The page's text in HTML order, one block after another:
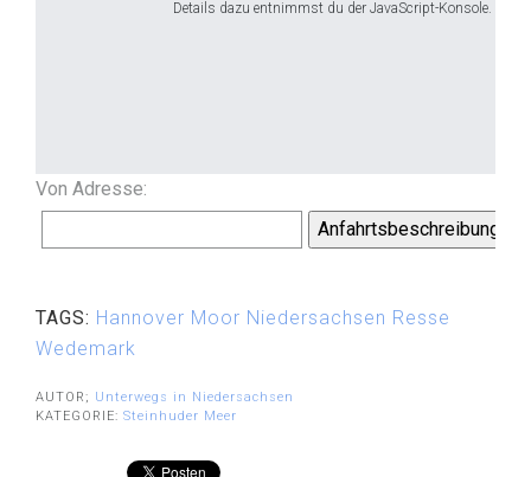
Details dazu entnimmst du der JavaScript-Konsole.
Von Adresse:
Anfahrtsbeschreibung
TAGS: Hannover Moor Niedersachsen Resse
Wedemark
AUTOR; Unterwegs in Niedersachsen
KATEGORIE: Steinhuder Meer